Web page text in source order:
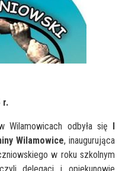
r.
Wilamowicach odbyła się
Wilamowice, inaugurująca
w roku szkolnym